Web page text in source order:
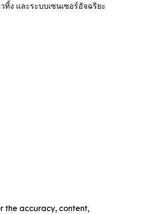
ง และระบบเซนเซอร์อัจฉริยะ
the accuracy, content,